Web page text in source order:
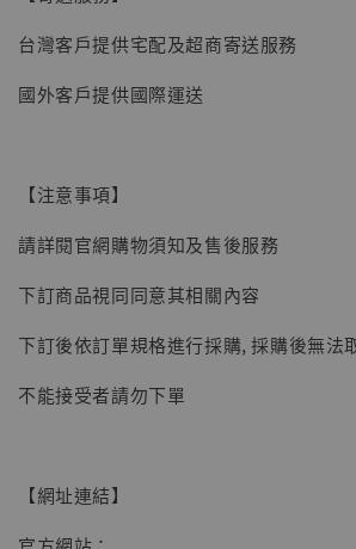
【現貨】BJSTUDIO 1/6系列可
子彈飛 鵝城縣長 張麻子 [BK01]
NT$ 5,300
台灣客戶提供宅配及超商寄送服務
國外客戶提供國際運送
【注意事項】
請詳閱官網購物須知及售後服務
下訂商品視同同意其相關內容
下訂後依訂單規格進行採購, 採購後無法
不能接受者請勿下單
【網址連結】